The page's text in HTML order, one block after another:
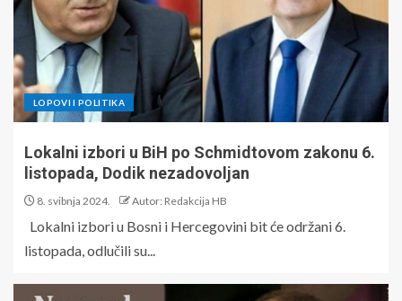
LOPOVI I POLITIKA
Lokalni izbori u BiH po Schmidtovom zakonu 6.
listopada, Dodik nezadovoljan
8. svibnja 2024. Autor: Redakcija HB
Lokalni izbori u Bosni i Hercegovini bit će održani 6.
listopada, odlučili su...